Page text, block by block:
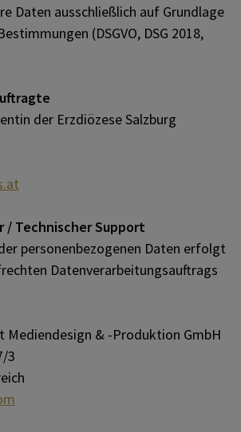
Daten ausschließlich auf Grundlage
(DSGVO, DSG 2018,
der Erzdiözese Salzburg
/ Technischer Support
personenbezogenen Daten erfolgt
Datenverarbeitungsauftrags
Mediendesign & -Produktion GmbH
3